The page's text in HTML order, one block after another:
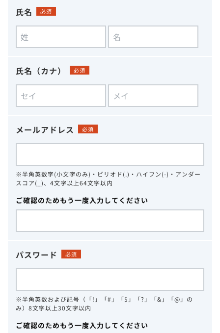
氏名 必須
氏名（カナ） 必須
メールアドレス 必須
※半角英数字(小文字のみ)・ピリオド(.)・ハイフン(-)・アンダー
スコア(_)、4文字以上64文字以内
ご確認のためもう一度入力してください
パスワード 必須
※半角英数および記号（「!」「#」「$」「?」「&」「@」の
み）8文字以上30文字以内
ご確認のためもう一度入力してください